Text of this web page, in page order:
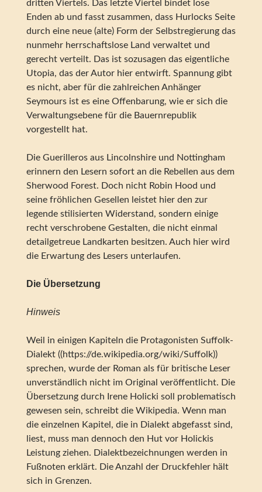
dritten Viertels. Das letzte Viertel bindet lose
Enden ab und fasst zusammen, dass Hurlocks Seite
durch eine neue (alte) Form der Selbstregierung das
nunmehr herrschaftslose Land verwaltet und
gerecht verteilt. Das ist sozusagen das eigentliche
Utopia, das der Autor hier entwirft. Spannung gibt
es nicht, aber für die zahlreichen Anhänger
Seymours ist es eine Offenbarung, wie er sich die
Verwaltungsebene für die Bauernrepublik
vorgestellt hat.
Die Guerilleros aus Lincolnshire und Nottingham
erinnern den Lesern sofort an die Rebellen aus dem
Sherwood Forest. Doch nicht Robin Hood und
seine fröhlichen Gesellen leistet hier den zur
legende stilisierten Widerstand, sondern einige
recht verschrobene Gestalten, die nicht einmal
detailgetreue Landkarten besitzen. Auch hier wird
die Erwartung des Lesers unterlaufen.
Die Übersetzung
Hinweis
Weil in einigen Kapiteln die Protagonisten Suffolk-
Dialekt ((https://de.wikipedia.org/wiki/Suffolk))
sprechen, wurde der Roman als für britische Leser
unverständlich nicht im Original veröffentlicht. Die
Übersetzung durch Irene Holicki soll problematisch
gewesen sein, schreibt die Wikipedia. Wenn man
die einzelnen Kapitel, die in Dialekt abgefasst sind,
liest, muss man dennoch den Hut vor Holickis
Leistung ziehen. Dialektbezeichnungen werden in
Fußnoten erklärt. Die Anzahl der Druckfehler hält
sich in Grenzen.